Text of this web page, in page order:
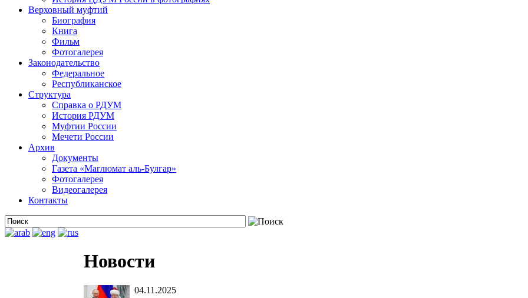
Верховный муфтий
Биография
Книга
Фильм
Фотогалерея
Законодательство
Федеральное
Республиканское
Структура
Справка о РДУМ
История РДУМ
Муфтии России
Мечети России
Архив
Документы
Газета «Маглюмат аль-Булгар»
Фотогалерея
Видеогалерея
Контакты
Новости
04.11.2025